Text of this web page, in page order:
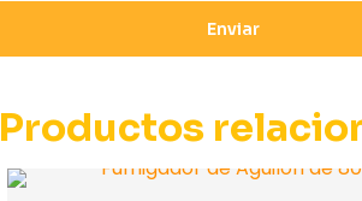
Productos